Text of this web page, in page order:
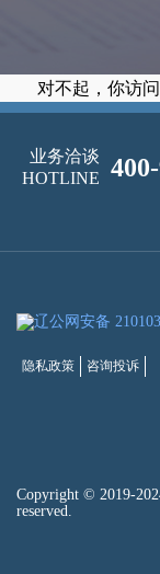
对不起，你访
业务洽谈
HOTLINE
辽公网安备
隐私政策 咨询投诉
Copyright © 2019-
reserved.